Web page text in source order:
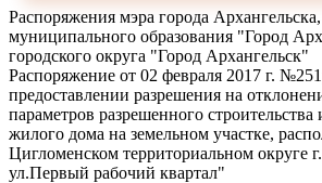
Распоряжения мэра города
муниципального образования "Город
городского округа "Город Архангельск"
Распоряжение от 02 февраля 2017 г.
предоставлении разрешения на
параметров разрешенного
жилого дома на земельном участке,
Цигломенском территориальном округе
ул.Первый рабочий квартал"